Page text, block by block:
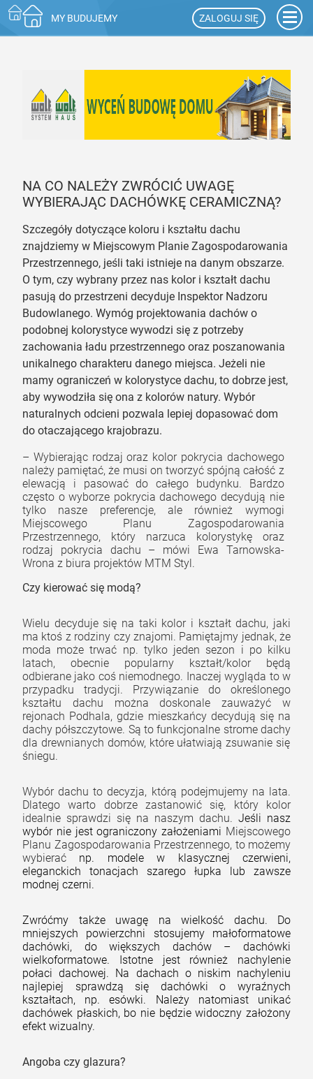
MY BUDUJEMY ZALOGUJ SIĘ
NA CO NALEŻY ZWRÓCIĆ UWAGĘ
WYBIERAJĄC DACHÓWKĘ CERAMICZNĄ?
Szczegóły dotyczące koloru i kształtu dachu
znajdziemy w Miejscowym Planie Zagospodarowania
Przestrzennego, jeśli taki istnieje na danym obszarze.
O tym, czy wybrany przez nas kolor i kształt dachu
pasują do przestrzeni decyduje Inspektor Nadzoru
Budowlanego. Wymóg projektowania dachów o
podobnej kolorystyce wywodzi się z potrzeby
zachowania ładu przestrzennego oraz poszanowania
unikalnego charakteru danego miejsca. Jeżeli nie
mamy ograniczeń w kolorystyce dachu, to dobrze jest,
aby wywodziła się ona z kolorów natury. Wybór
naturalnych odcieni pozwala lepiej dopasować dom
do otaczającego krajobrazu.
– Wybierając rodzaj oraz kolor pokrycia dachowego
należy pamiętać, że musi on tworzyć spójną całość z
elewacją i pasować do całego budynku. Bardzo
często o wyborze pokrycia dachowego decydują nie
tylko nasze preferencje, ale również wymogi
Miejscowego Planu Zagospodarowania
Przestrzennego, który narzuca kolorystykę oraz
rodzaj pokrycia dachu – mówi Ewa Tarnowska-
Wrona z biura projektów MTM Styl.
Czy kierować się modą?
Wielu decyduje się na taki kolor i kształt dachu, jaki
ma ktoś z rodziny czy znajomi. Pamiętajmy jednak, że
moda może trwać np. tylko jeden sezon i po kilku
latach, obecnie popularny kształt/kolor będą
odbierane jako coś niemodnego. Inaczej wygląda to w
przypadku tradycji. Przywiązanie do określonego
kształtu dachu można doskonale zauważyć w
rejonach Podhala, gdzie mieszkańcy decydują się na
dachy półszczytowe. Są to funkcjonalne strome dachy
dla drewnianych domów, które ułatwiają zsuwanie się
śniegu.
Wybór dachu to decyzja, którą podejmujemy na lata.
Dlatego warto dobrze zastanowić się, który kolor
idealnie sprawdzi się na naszym dachu. Jeśli nasz
wybór nie jest ograniczony założeniami Miejscowego
Planu Zagospodarowania Przestrzennego, to możemy
wybierać np. modele w klasycznej czerwieni,
eleganckich tonacjach szarego łupka lub zawsze
modnej czerni.
Zwróćmy także uwagę na wielkość dachu. Do
mniejszych powierzchni stosujemy małoformatowe
dachówki, do większych dachów – dachówki
wielkoformatowe. Istotne jest również nachylenie
połaci dachowej. Na dachach o niskim nachyleniu
najlepiej sprawdzą się dachówki o wyraźnych
kształtach, np. esówki. Należy natomiast unikać
dachówek płaskich, bo nie będzie widoczny założony
efekt wizualny.
Angoba czy glazura?